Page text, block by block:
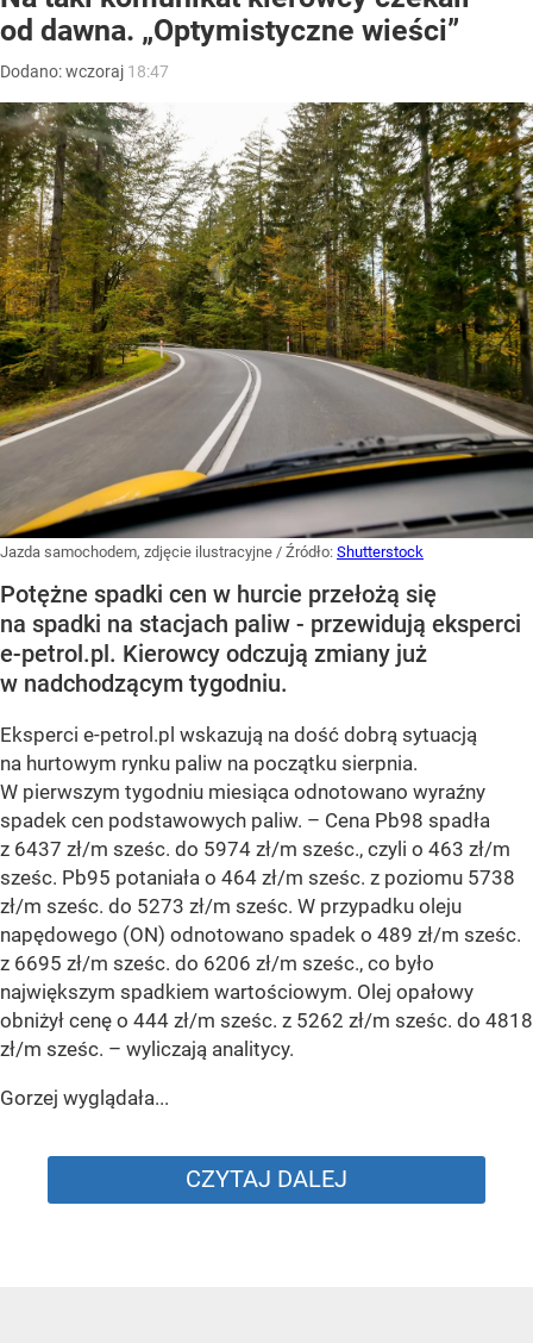
od dawna. „Optymistyczne wieści”
Dodano:wczoraj 18:47
Jazda samochodem, zdjęcie ilustracyjne / Źródło: Shutterstock
Potężne spadki cen w hurcie przełożą się
na spadki na stacjach paliw - przewidują eksperci
e-petrol.pl. Kierowcy odczują zmiany już
w nadchodzącym tygodniu.
Eksperci e-petrol.pl wskazują na dość dobrą sytuacją
na hurtowym rynku paliw na początku sierpnia.
W pierwszym tygodniu miesiąca odnotowano wyraźny
spadek cen podstawowych paliw. – Cena Pb98 spadła
z 6437 zł/m sześc. do 5974 zł/m sześc., czyli o 463 zł/m
sześc. Pb95 potaniała o 464 zł/m sześc. z poziomu 5738
zł/m sześc. do 5273 zł/m sześc. W przypadku oleju
napędowego (ON) odnotowano spadek o 489 zł/m sześc.
z 6695 zł/m sześc. do 6206 zł/m sześc., co było
największym spadkiem wartościowym. Olej opałowy
obniżył cenę o 444 zł/m sześc. z 5262 zł/m sześc. do 4818
zł/m sześc. – wyliczają analitycy.
Gorzej wyglądała...
CZYTAJ DALEJ